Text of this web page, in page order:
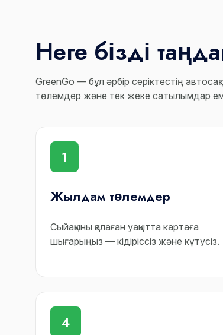
Неге бізді
GreenGo — бұл әрбір серіктестің
төлемдер және тек жеке сатылымдар
1
Жылдам төлемдер
Сыйақыны қалаған уақытта картаға
шығарыңыз — кідіріссіз және күтусіз.
4